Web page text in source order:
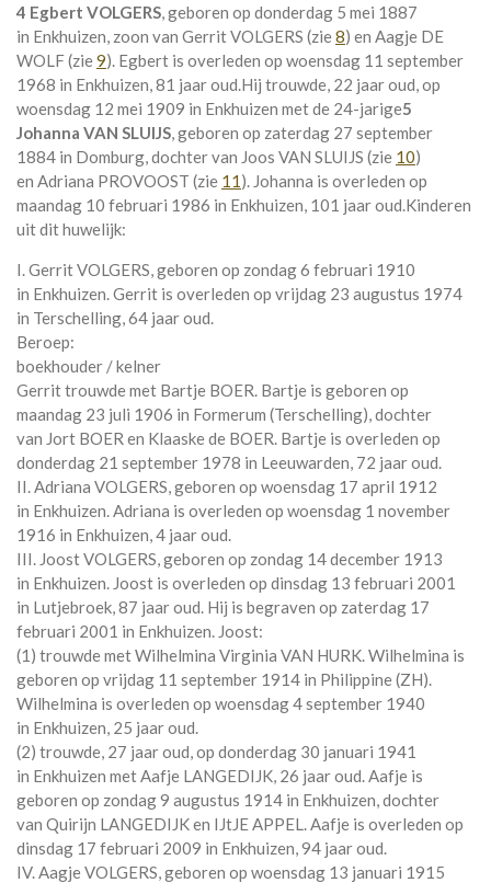
4 Egbert VOLGERS , geboren op donderdag 5 mei 1887
in Enkhuizen , zoon van Gerrit VOLGERS (zie8) en Aagje DE
WOLF (zie9). Egbert is overleden op woensdag 11 september
1968 in Enkhuizen , 81 jaar oud. Hij trouwde, 22 jaar oud, op
woensdag 12 mei 1909 in Enkhuizen met de 24-jarige5
Johanna VAN SLUIJS , geboren op zaterdag 27 september
1884 in Domburg , dochter van Joos VAN SLUIJS (zie 10)
en Adriana PROVOOST (zie 11 ). Johanna is overleden op
maandag 10 februari 1986 in Enkhuizen , 101 jaar oud. Kinderen
uit dit huwelijk:
I. Gerrit VOLGERS, geboren op zondag 6 februari 1910
in Enkhuizen . Gerrit is overleden op vrijdag 23 augustus 1974
in Terschelling , 64 jaar oud.
Beroep:
boekhouder / kelner
Gerrit trouwde met Bartje BOER . Bartje is geboren op
maandag 23 juli 1906 in Formerum (Terschelling) , dochter
van Jort BOER en Klaaske de BOER. Bartje is overleden op
donderdag 21 september 1978 in Leeuwarden , 72 jaar oud.
II. Adriana VOLGERS, geboren op woensdag 17 april 1912
in Enkhuizen . Adriana is overleden op woensdag 1 november
1916 in Enkhuizen , 4 jaar oud.
III. Joost VOLGERS, geboren op zondag 14 december 1913
in Enkhuizen . Joost is overleden op dinsdag 13 februari 2001
in Lutjebroek , 87 jaar oud. Hij is begraven op zaterdag 17
februari 2001 in Enkhuizen . Joost:
(1) trouwde metWilhelmina Virginia VAN HURK . Wilhelmina is
geboren op vrijdag 11 september 1914 in Philippine (ZH)
Wilhelmina is overleden op woensdag 4 september 1940
in Enkhuizen , 25 jaar oud.
(2) trouwde, 27 jaar oud, op donderdag 30 januari 1941
in Enkhuizen met Aafje LANGEDIJK , 26 jaar oud. Aafje is
geboren op zondag 9 augustus 1914 in Enkhuizen , dochter
van Quirijn LANGEDIJK en IJtJE APPEL. Aafje is overleden op
dinsdag 17 februari 2009 in Enkhuizen , 94 jaar oud.
IV. Aagje VOLGERS, geboren op woensdag 13 januari 1915